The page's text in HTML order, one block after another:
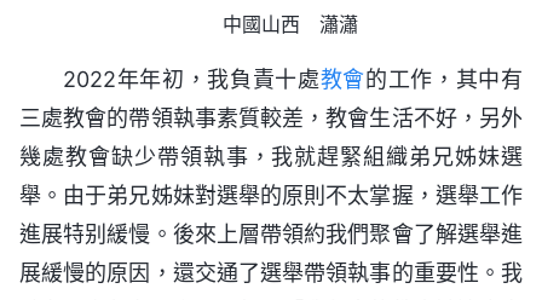
中國山西 瀟瀟
2022年年初，我負責十處教會的工作，其中有
三處教會的帶領執事素質較差，教會生活不好，另外
幾處教會缺少帶領執事，我就趕緊組織弟兄姊妹選
舉。由于弟兄姊妹對選舉的原則不太掌握，選舉工作
進展特别緩慢。後來上層帶領約我們聚會了解選舉進
展緩慢的原因，還交通了選舉帶領執事的重要性。我